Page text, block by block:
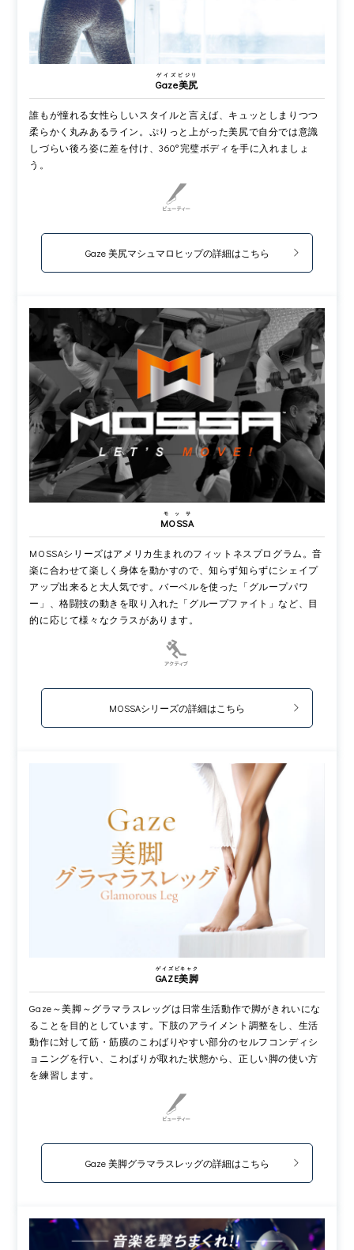
Gaze美尻
ゲイズビジリ
誰もが憧れる女性らしいスタイルと言えば、キュッとしまりつつ
柔らかく丸みあるライン。ぷりっと上がった美尻で自分では意識
しづらい後ろ姿に差を付け、360°完璧ボディを手に入れましょ
う。
Gaze 美尻マシュマロヒップの詳細はこちら
MOSSA
モッサ
MOSSAシリーズはアメリカ生まれのフィットネスプログラム。音
楽に合わせて楽しく身体を動かすので、知らず知らずにシェイプ
アップ出来ると大人気です。バーベルを使った「グループパワ
ー」、格闘技の動きを取り入れた「グループファイト」など、目
的に応じて様々なクラスがあります。
MOSSAシリーズの詳細はこちら
GAZE美脚
ゲイズビキャク
Gaze～美脚～グラマラスレッグは日常生活動作で脚がきれいにな
ることを目的としています。下肢のアライメント調整をし、生活
動作に対して筋・筋膜のこわばりやすい部分のセルフコンディシ
ョニングを行い、こわばりが取れた状態から、正しい脚の使い方
を練習します。
Gaze 美脚グラマラスレッグの詳細はこちら